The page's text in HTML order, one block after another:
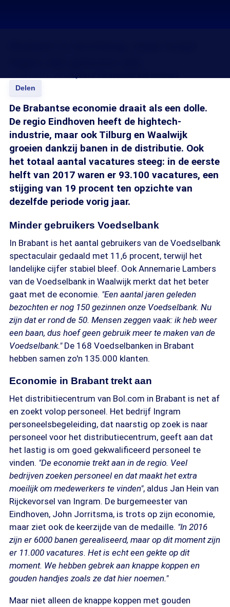
Delen
De Brabantse economie draait als een dolle.
De regio Eindhoven heeft de hightech-
industrie, maar ook Tilburg en Waalwijk
groeien dankzij banen in de distributie. Ook
het totaal aantal vacatures steeg: in de eerste
helft van 2017 waren er 93.100 vacatures, een
stijging van 19 procent ten opzichte van
dezelfde periode vorig jaar.
Minder gebruikers Voedselbank
In Brabant is het aantal gebruikers van de Voedselbank
spectaculair gedaald met 11,6 procent, terwijl het
landelijke cijfer stabiel bleef. Ook Annemarie Lambers
van de Voedselbank in Waalwijk merkt dat het beter
gaat met de economie. "Een aantal jaren geleden
bezochten er nog 150 gezinnen onze Voedselbank. Nu
zijn dat er rond de 50. Mensen zeggen vaak: ik heb weer
een baan, dus hoef geen gebruik meer te maken van de
Voedselbank." De 168 Voedselbanken in Brabant
hebben samen zo'n 135.000 klanten.
Economie in Brabant trekt aan
Het distribitiecentrum van Bol.com in Brabant is net af
en zoekt volop personeel. Het bedrijf Ingram
personeelsbegeleiding, dat naarstig op zoek is naar
personeel voor het distributiecentrum, geeft aan dat
het lastig is om goed gekwalificeerd personeel te
vinden. "De economie trekt aan in de regio. Veel
bedrijven zoeken personeel en dat maakt het extra
moeilijk om medewerkers te vinden", aldus Jan Hein van
Rijckevorsel van Ingram. De burgemeester van
Eindhoven, John Jorritsma, is trots op zijn economie,
maar ziet ook de keerzijde van de medaille. "In 2016
zijn er 6000 banen gerealiseerd, maar op dit moment zijn
er 11.000 vacatures. Het is echt een gekte op dit
moment. We hebben gebrek aan knappe koppen en
gouden handjes zoals ze dat hier noemen."
Maar niet alleen de knappe koppen met gouden